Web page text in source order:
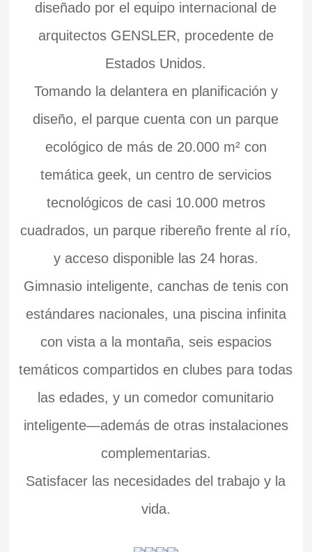
diseñado por el equipo internacional de
arquitectos GENSLER, procedente de
Estados Unidos.
Tomando la delantera en planificación y
diseño, el parque cuenta con un parque
ecológico de más de 20.000 m² con
temática geek, un centro de servicios
tecnológicos de casi 10.000 metros
cuadrados, un parque ribereño frente al río,
y acceso disponible las 24 horas.
Gimnasio inteligente, canchas de tenis con
estándares nacionales, una piscina infinita
con vista a la montaña, seis espacios
temáticos compartidos en clubes para todas
las edades, y un comedor comunitario
inteligente—además de otras instalaciones
complementarias.
Satisfacer las necesidades del trabajo y la
vida.